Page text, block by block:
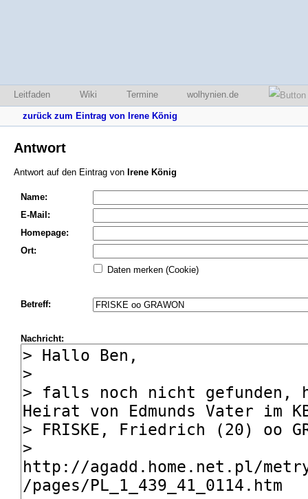
Leitfaden Wiki Termine wolhynien.de
zurück zum Eintrag von Irene König
Antwort
Antwort auf den Eintrag von Irene König
Name:
E-Mail:
Homepage:
Ort:
Daten merken (Cookie)
Betreff:
Nachricht: